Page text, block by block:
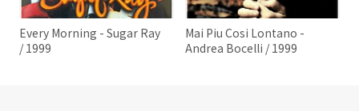
Every Morning - Sugar Ray
/ 1999
Mai Piu Cosi Lontano -
Andrea Bocelli / 1999